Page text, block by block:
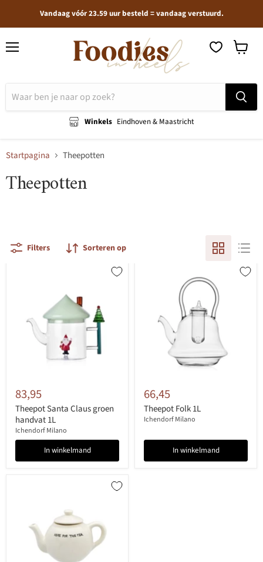
Vandaag vóór 23.59 uur besteld = vandaag verstuurd.
Winkels Eindhoven & Maastricht
Startpagina Theepotten
Theepotten
Filters Sorteren op
83,95
Theepot Santa Claus groen
handvat 1L
Ichendorf Milano
In winkelmand
66,45
Theepot Folk 1L
Ichendorf Milano
In winkelmand